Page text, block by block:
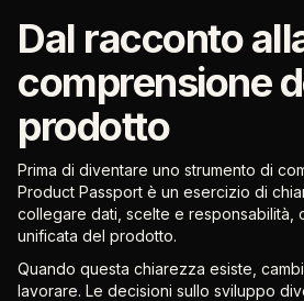
Dal racconto
comprensione
prodotto
Prima di diventare uno strumento di
Product Passport è un esercizio di
collegare dati, scelte e responsabilità,
unificata del prodotto.
Quando questa chiarezza esiste,
lavorare. Le decisioni sullo sviluppo